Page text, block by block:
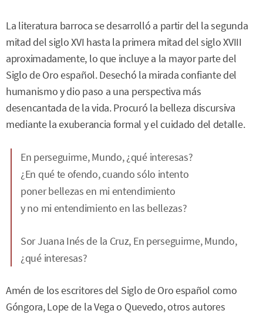
La literatura barroca se desarrolló a partir del la segunda
mitad del siglo XVI hasta la primera mitad del siglo XVIII
aproximadamente, lo que incluye a la mayor parte del
Siglo de Oro español. Desechó la mirada confiante del
humanismo y dio paso a una perspectiva más
desencantada de la vida. Procuró la belleza discursiva
mediante la exuberancia formal y el cuidado del detalle.
En perseguirme, Mundo, ¿qué interesas?
¿En qué te ofendo, cuando sólo intento
poner bellezas en mi entendimiento
y no mi entendimiento en las bellezas?
Sor Juana Inés de la Cruz, En perseguirme, Mundo,
¿qué interesas?
Amén de los escritores del Siglo de Oro español como
Góngora, Lope de la Vega o Quevedo, otros autores